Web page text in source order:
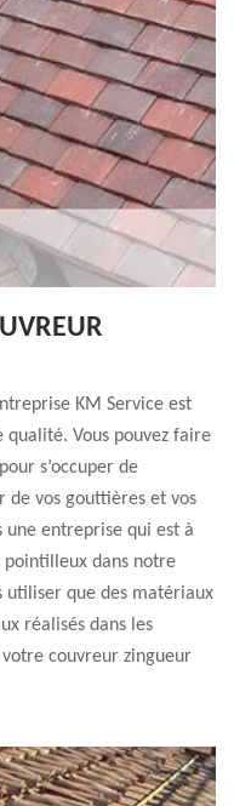
KM Service est
Vous pouvez faire
s’occuper de
de vos gouttières et vos
une entreprise qui est à
pointilleux dans notre
utiliser que des matériaux
réalisés dans les
couvreur zingueur